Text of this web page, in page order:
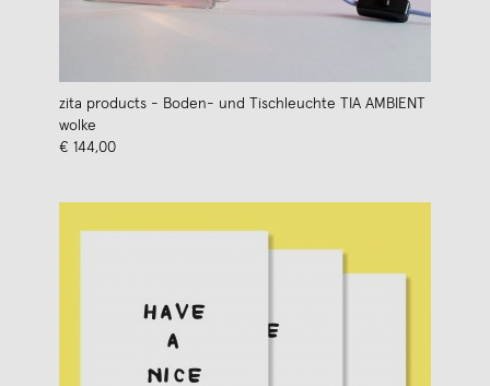
zita products - Boden- und Tischleuchte TIA AMBIENT
wolke
€ 144,00